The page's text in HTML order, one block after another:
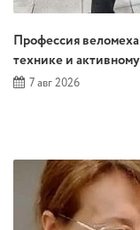
Профессия
технике и
7 авг 2026